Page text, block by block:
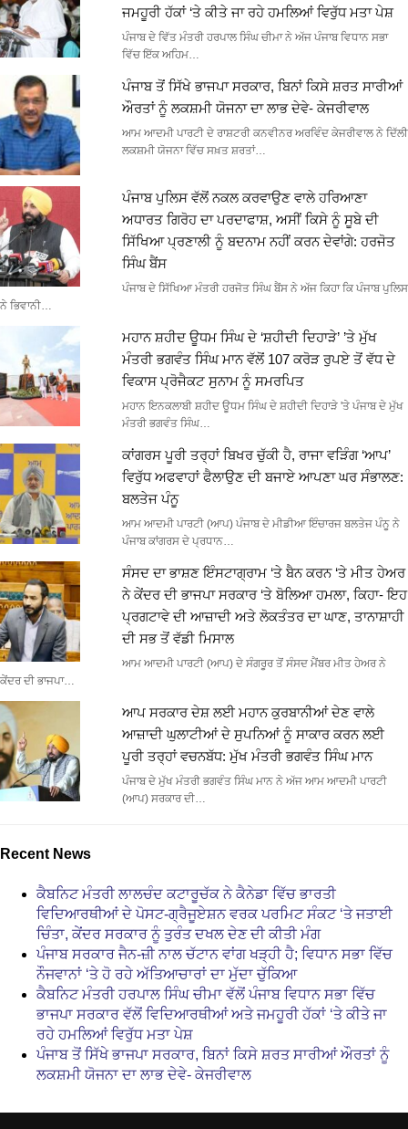
ਜਮਹੂਰੀ ਹੱਕਾਂ ‘ਤੇ ਕੀਤੇ ਜਾ ਰਹੇ ਹਮਲਿਆਂ ਵਿਰੁੱਧ ਮਤਾ ਪੇਸ਼
ਪੰਜਾਬ ਦੇ ਵਿੱਤ ਮੰਤਰੀ ਹਰਪਾਲ ਸਿੰਘ ਚੀਮਾ ਨੇ ਅੱਜ ਪੰਜਾਬ ਵਿਧਾਨ ਸਭਾ
ਵਿੱਚ ਇੱਕ ਅਹਿਮ…
ਪੰਜਾਬ ਤੋਂ ਸਿੱਖੇ ਭਾਜਪਾ ਸਰਕਾਰ, ਬਿਨਾਂ ਕਿਸੇ ਸ਼ਰਤ ਸਾਰੀਆਂ
ਔਰਤਾਂ ਨੂੰ ਲਕਸ਼ਮੀ ਯੋਜਨਾ ਦਾ ਲਾਭ ਦੇਵੇ- ਕੇਜਰੀਵਾਲ
ਆਮ ਆਦਮੀ ਪਾਰਟੀ ਦੇ ਰਾਸ਼ਟਰੀ ਕਨਵੀਨਰ ਅਰਵਿੰਦ ਕੇਜਰੀਵਾਲ ਨੇ ਦਿੱਲੀ
ਲਕਸ਼ਮੀ ਯੋਜਨਾ ਵਿੱਚ ਸਖ਼ਤ ਸ਼ਰਤਾਂ…
ਪੰਜਾਬ ਪੁਲਿਸ ਵੱਲੋਂ ਨਕਲ ਕਰਵਾਉਣ ਵਾਲੇ ਹਰਿਆਣਾ
ਅਧਾਰਤ ਗਿਰੋਹ ਦਾ ਪਰਦਾਫਾਸ਼, ਅਸੀਂ ਕਿਸੇ ਨੂੰ ਸੂਬੇ ਦੀ
ਸਿੱਖਿਆ ਪ੍ਰਣਾਲੀ ਨੂੰ ਬਦਨਾਮ ਨਹੀਂ ਕਰਨ ਦੇਵਾਂਗੇ: ਹਰਜੋਤ
ਸਿੰਘ ਬੈਂਸ
ਪੰਜਾਬ ਦੇ ਸਿੱਖਿਆ ਮੰਤਰੀ ਹਰਜੋਤ ਸਿੰਘ ਬੈਂਸ ਨੇ ਅੱਜ ਕਿਹਾ ਕਿ ਪੰਜਾਬ ਪੁਲਿਸ
ਨੇ ਭਿਵਾਨੀ…
ਮਹਾਨ ਸ਼ਹੀਦ ਊਧਮ ਸਿੰਘ ਦੇ ‘ਸ਼ਹੀਦੀ ਦਿਹਾੜੇ’ ’ਤੇ ਮੁੱਖ
ਮੰਤਰੀ ਭਗਵੰਤ ਸਿੰਘ ਮਾਨ ਵੱਲੋਂ 107 ਕਰੋੜ ਰੁਪਏ ਤੋਂ ਵੱਧ ਦੇ
ਵਿਕਾਸ ਪ੍ਰੋਜੈਕਟ ਸੁਨਾਮ ਨੂੰ ਸਮਰਪਿਤ
ਮਹਾਨ ਇਨਕਲਾਬੀ ਸ਼ਹੀਦ ਊਧਮ ਸਿੰਘ ਦੇ ਸ਼ਹੀਦੀ ਦਿਹਾੜੇ 'ਤੇ ਪੰਜਾਬ ਦੇ ਮੁੱਖ
ਮੰਤਰੀ ਭਗਵੰਤ ਸਿੰਘ…
ਕਾਂਗਰਸ ਪੂਰੀ ਤਰ੍ਹਾਂ ਬਿਖਰ ਚੁੱਕੀ ਹੈ, ਰਾਜਾ ਵੜਿੰਗ ‘ਆਪ’
ਵਿਰੁੱਧ ਅਫਵਾਹਾਂ ਫੈਲਾਉਣ ਦੀ ਬਜਾਏ ਆਪਣਾ ਘਰ ਸੰਭਾਲਣ:
ਬਲਤੇਜ ਪੰਨੂ
ਆਮ ਆਦਮੀ ਪਾਰਟੀ (ਆਪ) ਪੰਜਾਬ ਦੇ ਮੀਡੀਆ ਇੰਚਾਰਜ ਬਲਤੇਜ ਪੰਨੂ ਨੇ
ਪੰਜਾਬ ਕਾਂਗਰਸ ਦੇ ਪ੍ਰਧਾਨ…
ਸੰਸਦ ਦਾ ਭਾਸ਼ਣ ਇੰਸਟਾਗ੍ਰਾਮ ‘ਤੇ ਬੈਨ ਕਰਨ ‘ਤੇ ਮੀਤ ਹੇਅਰ
ਨੇ ਕੇਂਦਰ ਦੀ ਭਾਜਪਾ ਸਰਕਾਰ ‘ਤੇ ਬੋਲਿਆ ਹਮਲਾ, ਕਿਹਾ- ਇਹ
ਪ੍ਰਗਟਾਵੇ ਦੀ ਆਜ਼ਾਦੀ ਅਤੇ ਲੋਕਤੰਤਰ ਦਾ ਘਾਣ, ਤਾਨਾਸ਼ਾਹੀ
ਦੀ ਸਭ ਤੋਂ ਵੱਡੀ ਮਿਸਾਲ
ਆਮ ਆਦਮੀ ਪਾਰਟੀ (ਆਪ) ਦੇ ਸੰਗਰੂਰ ਤੋਂ ਸੰਸਦ ਮੈਂਬਰ ਮੀਤ ਹੇਅਰ ਨੇ
ਕੇਂਦਰ ਦੀ ਭਾਜਪਾ…
ਆਪ ਸਰਕਾਰ ਦੇਸ਼ ਲਈ ਮਹਾਨ ਕੁਰਬਾਨੀਆਂ ਦੇਣ ਵਾਲੇ
ਆਜ਼ਾਦੀ ਘੁਲਾਟੀਆਂ ਦੇ ਸੁਪਨਿਆਂ ਨੂੰ ਸਾਕਾਰ ਕਰਨ ਲਈ
ਪੂਰੀ ਤਰ੍ਹਾਂ ਵਚਨਬੱਧ: ਮੁੱਖ ਮੰਤਰੀ ਭਗਵੰਤ ਸਿੰਘ ਮਾਨ
ਪੰਜਾਬ ਦੇ ਮੁੱਖ ਮੰਤਰੀ ਭਗਵੰਤ ਸਿੰਘ ਮਾਨ ਨੇ ਅੱਜ ਆਮ ਆਦਮੀ ਪਾਰਟੀ
(ਆਪ) ਸਰਕਾਰ ਦੀ…
Recent News
ਕੈਬਨਿਟ ਮੰਤਰੀ ਲਾਲਚੰਦ ਕਟਾਰੂਚੱਕ ਨੇ ਕੈਨੇਡਾ ਵਿੱਚ ਭਾਰਤੀ
ਵਿਦਿਆਰਥੀਆਂ ਦੇ ਪੋਸਟ-ਗ੍ਰੈਜੂਏਸ਼ਨ ਵਰਕ ਪਰਮਿਟ ਸੰਕਟ ‘ਤੇ ਜਤਾਈ
ਚਿੰਤਾ, ਕੇਂਦਰ ਸਰਕਾਰ ਨੂੰ ਤੁਰੰਤ ਦਖਲ ਦੇਣ ਦੀ ਕੀਤੀ ਮੰਗ
ਪੰਜਾਬ ਸਰਕਾਰ ਜੈਨ-ਜ਼ੀ ਨਾਲ ਚੱਟਾਨ ਵਾਂਗ ਖੜ੍ਹੀ ਹੈ; ਵਿਧਾਨ ਸਭਾ ਵਿੱਚ
ਨੌਜਵਾਨਾਂ ‘ਤੇ ਹੋ ਰਹੇ ਅੱਤਿਆਚਾਰਾਂ ਦਾ ਮੁੱਦਾ ਚੁੱਕਿਆ
ਕੈਬਨਿਟ ਮੰਤਰੀ ਹਰਪਾਲ ਸਿੰਘ ਚੀਮਾ ਵੱਲੋਂ ਪੰਜਾਬ ਵਿਧਾਨ ਸਭਾ ਵਿੱਚ
ਭਾਜਪਾ ਸਰਕਾਰ ਵੱਲੋਂ ਵਿਦਿਆਰਥੀਆਂ ਅਤੇ ਜਮਹੂਰੀ ਹੱਕਾਂ ‘ਤੇ ਕੀਤੇ ਜਾ
ਰਹੇ ਹਮਲਿਆਂ ਵਿਰੁੱਧ ਮਤਾ ਪੇਸ਼
ਪੰਜਾਬ ਤੋਂ ਸਿੱਖੇ ਭਾਜਪਾ ਸਰਕਾਰ, ਬਿਨਾਂ ਕਿਸੇ ਸ਼ਰਤ ਸਾਰੀਆਂ ਔਰਤਾਂ ਨੂੰ
ਲਕਸ਼ਮੀ ਯੋਜਨਾ ਦਾ ਲਾਭ ਦੇਵੇ- ਕੇਜਰੀਵਾਲ